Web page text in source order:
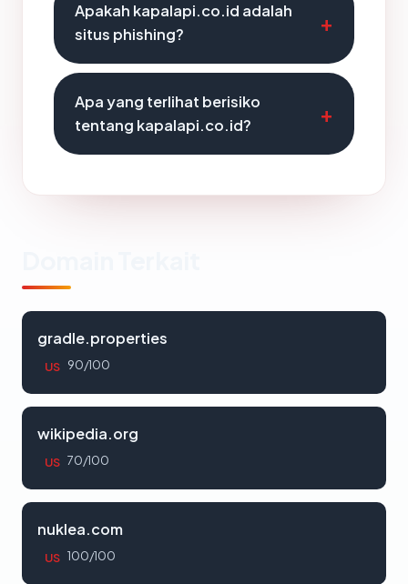
Apakah kapalapi.co.id adalah
situs phishing?
Apa yang terlihat berisiko
tentang kapalapi.co.id?
gradle.properties
US 90/100
wikipedia.org
US 70/100
nuklea.com
US 100/100